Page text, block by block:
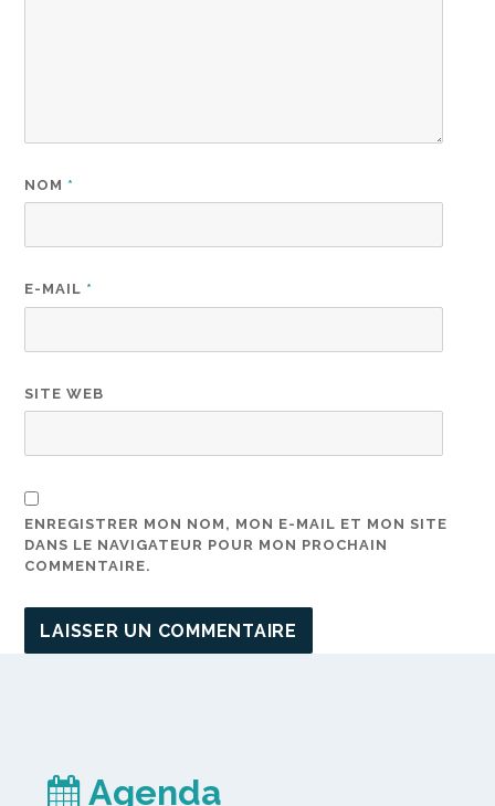
NOM *
E-MAIL *
SITE WEB
ENREGISTRER MON NOM, MON E-MAIL ET MON SITE
DANS LE NAVIGATEUR POUR MON PROCHAIN
COMMENTAIRE.
Agenda